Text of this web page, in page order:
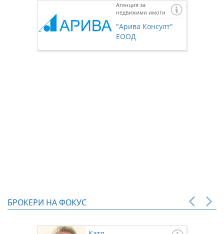
Агенция за
недвижими имоти
"Арива Консулт"
ЕООД
БРОКЕРИ НА ФОКУС